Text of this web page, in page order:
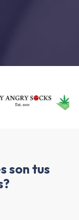
son tus